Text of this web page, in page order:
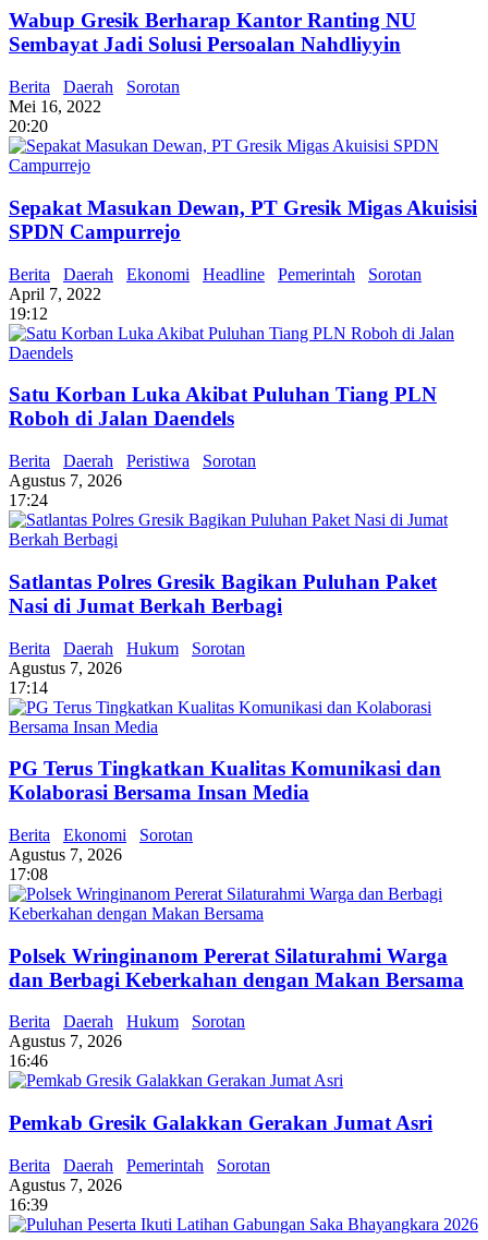
Wabup Gresik Berharap Kantor Ranting NU
Sembayat Jadi Solusi Persoalan Nahdliyyin
Berita Daerah
Sorotan
Mei 16, 2022
20:20
Sepakat Masukan Dewan, PT Gresik Migas Akuisisi
SPDN Campurrejo
Berita Daerah Ekonomi Headline Pemerintah
Sorotan
April 7, 2022
19:12
Satu Korban Luka Akibat Puluhan Tiang PLN
Roboh di Jalan Daendels
Berita Daerah Peristiwa
Sorotan
Agustus 7, 2026
17:24
Satlantas Polres Gresik Bagikan Puluhan Paket
Nasi di Jumat Berkah Berbagi
Berita Daerah Hukum
Sorotan
Agustus 7, 2026
17:14
PG Terus Tingkatkan Kualitas Komunikasi dan
Kolaborasi Bersama Insan Media
Berita Ekonomi
Sorotan
Agustus 7, 2026
17:08
Polsek Wringinanom Pererat Silaturahmi Warga
dan Berbagi Keberkahan dengan Makan Bersama
Berita Daerah Hukum
Sorotan
Agustus 7, 2026
16:46
Pemkab Gresik Galakkan Gerakan Jumat Asri
Berita Daerah Pemerintah
Sorotan
Agustus 7, 2026
16:39